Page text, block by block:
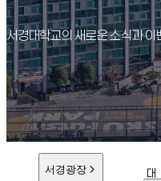
서경대학교의 새로운 소식과
서경광장
대